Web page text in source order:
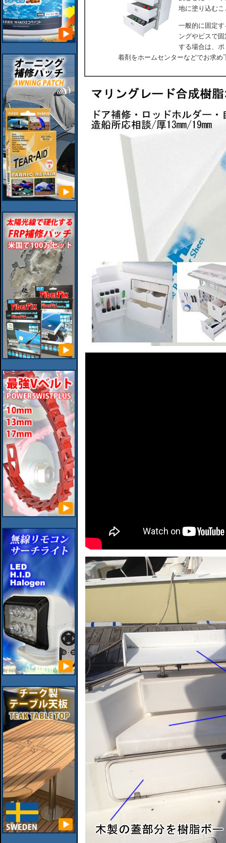
地に塗り込む
一般的に固定
ングやビスで
する場合は、
着剤をホームセンターなどでお求め